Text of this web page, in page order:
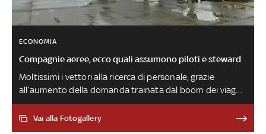
ECONOMIA
Compagnie aeree, ecco quali assumono piloti e steward
Moltissimi i vettori alla ricerca di personale, grazie
all’aumento della domanda trainata dal boom dei viaggi
d'affari e turistici. Il colosso aereo tedesco ha
annunciato di essere alla ricerca di 20mila figure
Vai alla Fotogallery